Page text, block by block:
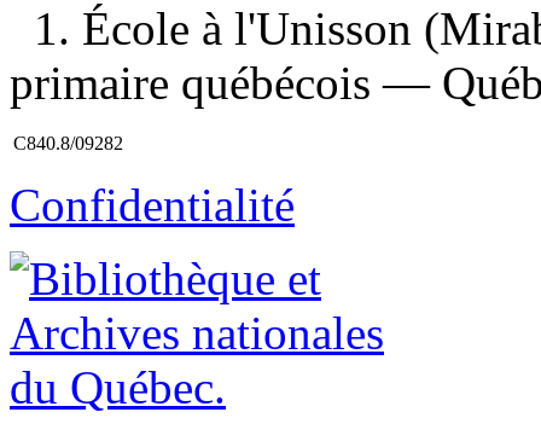
1. École à l'Unisson
primaire québécois —
C840.8/09282
Confidentialité